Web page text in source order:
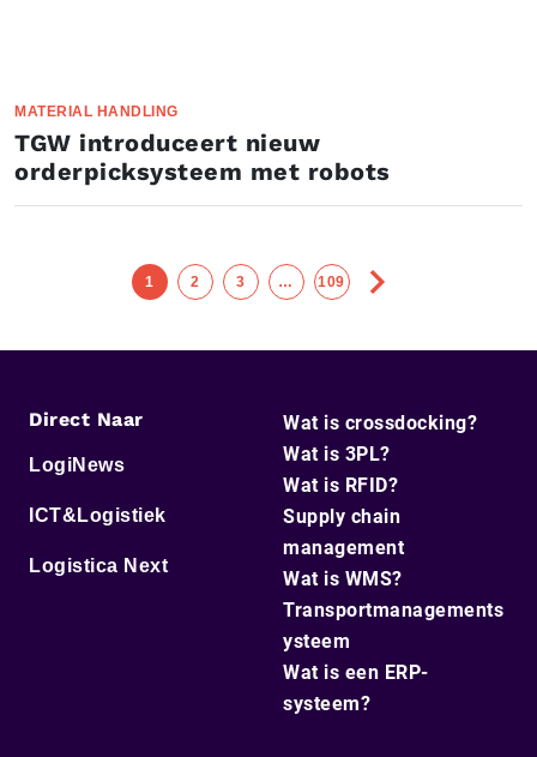
MATERIAL HANDLING
TGW introduceert nieuw
orderpicksysteem met robots
1 2 3 … 109
Direct Naar
LogiNews
ICT&Logistiek
Logistica Next
Wat is crossdocking?
Wat is 3PL?
Wat is RFID?
Supply chain
management
Wat is WMS?
Transportmanagements
ysteem
Wat is een ERP-
systeem?